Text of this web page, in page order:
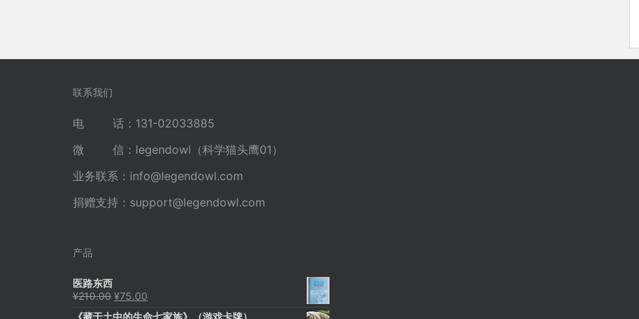
联系我们
电 话：131-02033885
微 信：legendowl（科学猫头鹰01）
业务联系： info@legendowl.com
捐赠支持： support@legendowl.com
产品
医路东西
¥210.00 原
¥75.00